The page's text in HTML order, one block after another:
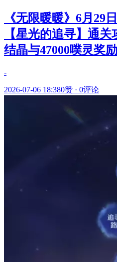
《无限暖暖》6月29
【星光的追寻】通
结晶与47000噗灵奖励
-
2026-07-06 18:380赞 · 0评论